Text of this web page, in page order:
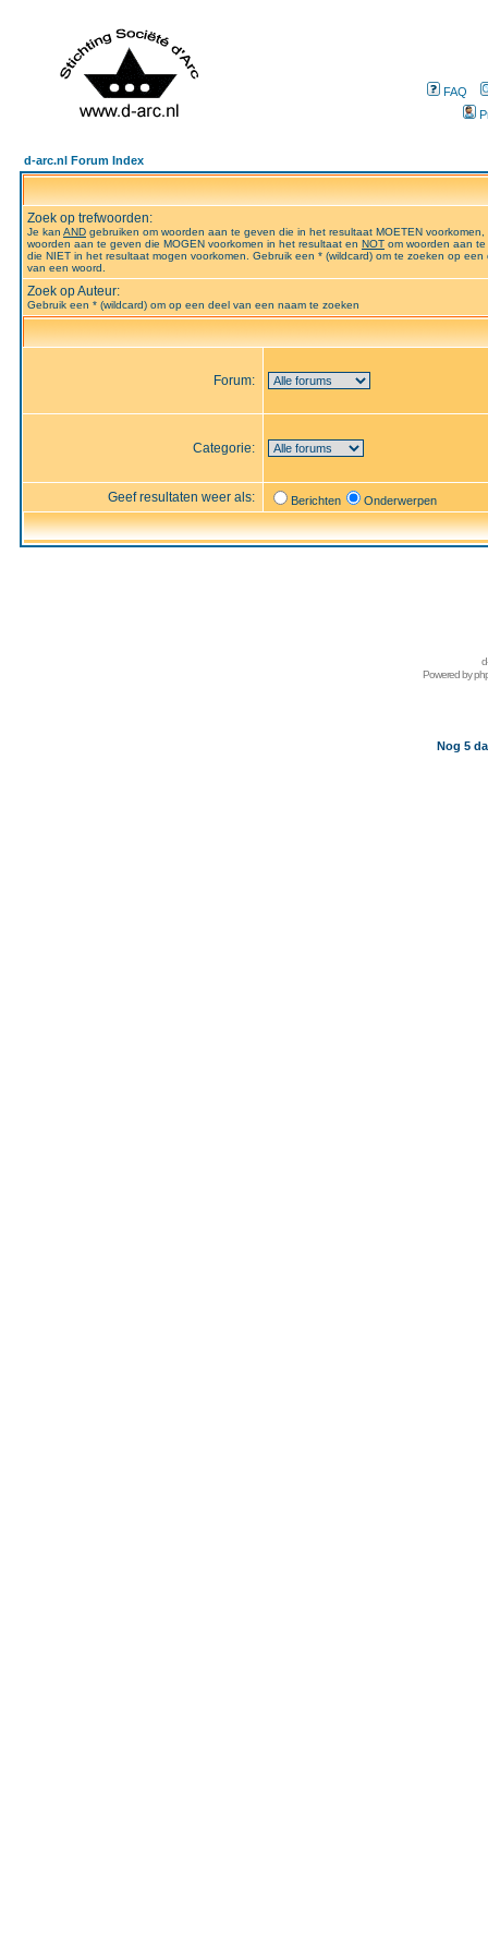
FAQ
d-arc.nl Forum Index
Zoek op trefwoorden:
Je kan AND gebruiken om woorden aan te geven die in het resultaat MOETEN voorkomen,
woorden aan te geven die MOGEN voorkomen in het resultaat en NOT om woorden aan
die NIET in het resultaat mogen voorkomen. Gebruik een * (wildcard) om te zoeken op een
van een woord.
Zoek op Auteur:
Gebruik een * (wildcard) om op een deel van een naam te zoeken
Forum:
Categorie:
Geef resultaten weer als: Berichten Onderwerpen
Powered by
Nog 5